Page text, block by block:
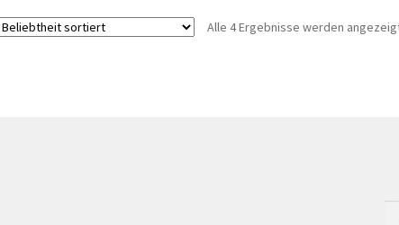
Alle 4 Ergebnisse werden